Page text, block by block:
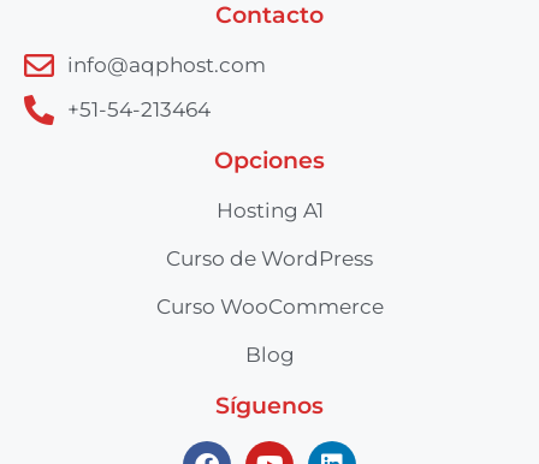
Contacto
info@aqphost.com
+51-54-213464
Opciones
Hosting A1
Curso de WordPress
Curso WooCommerce
Blog
Síguenos